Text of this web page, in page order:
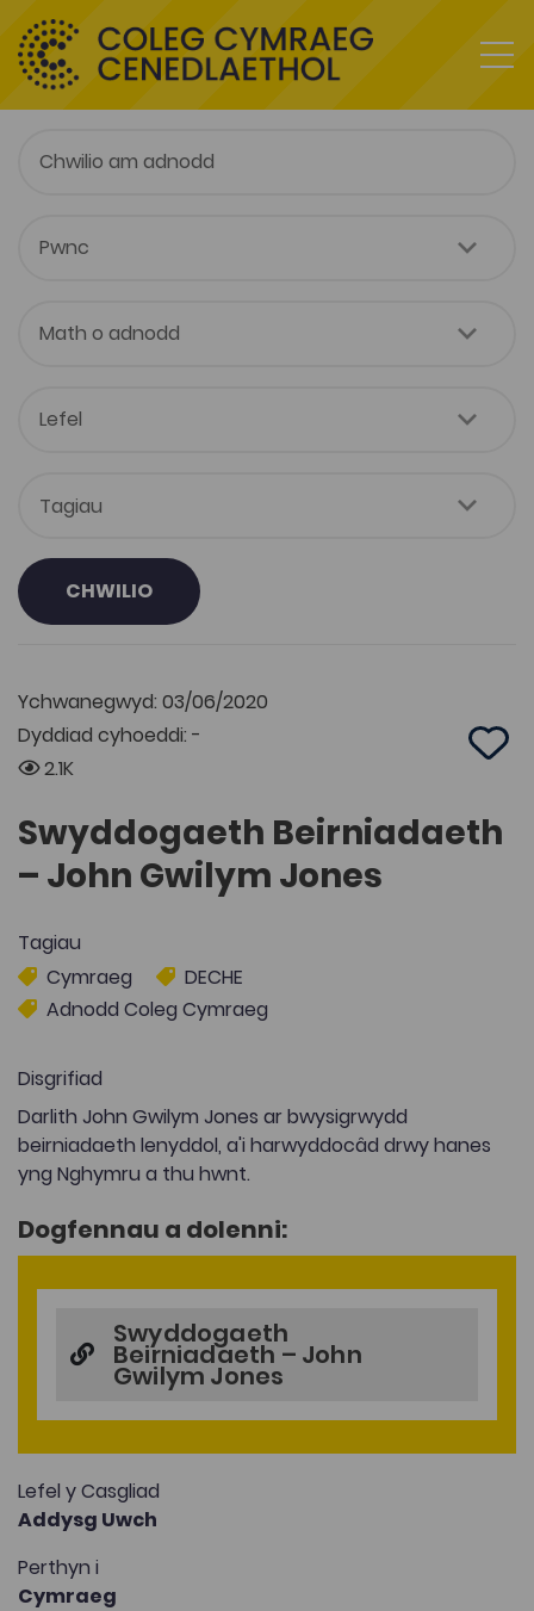
CHWILIO
Ychwanegwyd: 03/06/2020
Dyddiad cyhoeddi: -
2.1K
Add
Swyddogaeth Beirniadaeth
– John Gwilym Jones
Tagiau
Cymraeg
DECHE
Adnodd Coleg Cymraeg
Disgrifiad
Darlith John Gwilym Jones ar bwysigrwydd
beirniadaeth lenyddol, a'i harwyddocâd drwy hanes
yng Nghymru a thu hwnt.
Dogfennau a dolenni:
Swyddogaeth
Beirniadaeth – John
Gwilym Jones
Lefel y Casgliad
Addysg Uwch
Perthyn i
Cymraeg